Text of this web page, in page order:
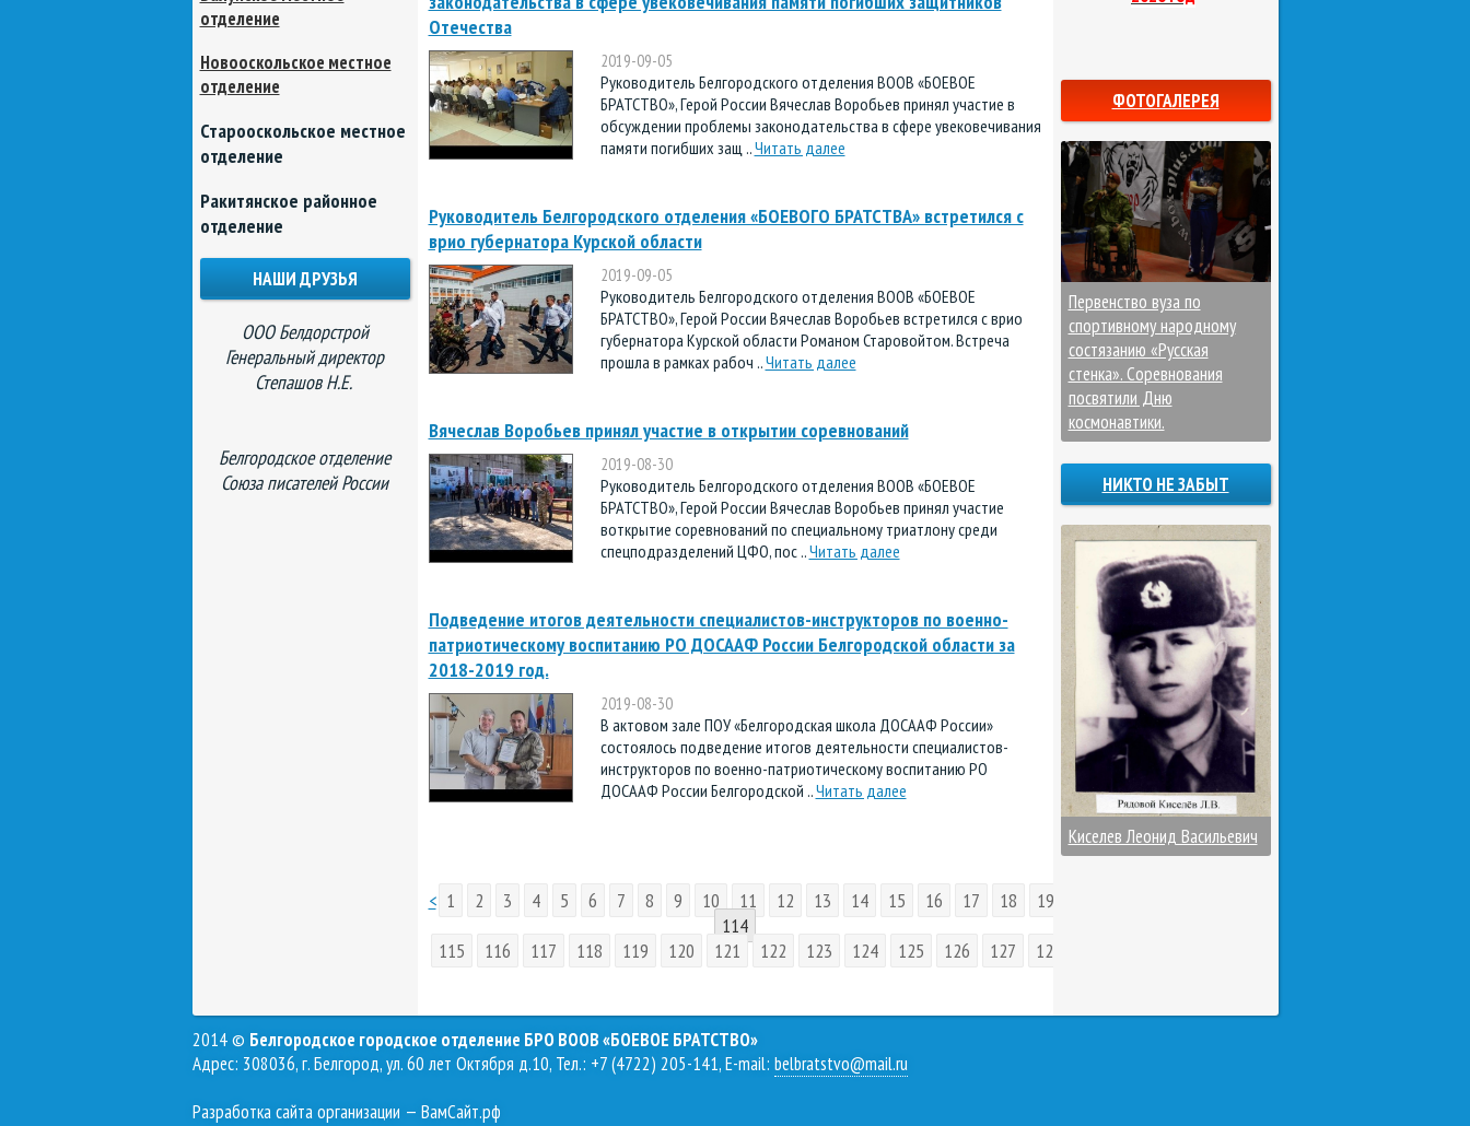
Отечества
2019-09-05
Руководитель Белгородского отделения ВООВ «БОЕВОЕ
БРАТСТВО», Герой России Вячеслав Воробьев принял участие в
обсуждении проблемы законодательства в сфере увековечивания
памяти погибших защ ..Читать далее
Руководитель Белгородского отделения «БОЕВОГО БРАТСТВА» встретился с
врио губернатора Курской области
2019-09-05
Руководитель Белгородского отделения ВООВ «БОЕВОЕ
БРАТСТВО», Герой России Вячеслав Воробьев встретился с врио
губернатора Курской области Романом Старовойтом. Встреча
прошла в рамках рабоч ..Читать далее
Вячеслав Воробьев принял участие в открытии соревнований
2019-08-30
Руководитель Белгородского отделения ВООВ «БОЕВОЕ
БРАТСТВО», Герой России Вячеслав Воробьев принял участие
воткрытие соревнований по специальному триатлону среди
спецподразделений ЦФО, пос ..Читать далее
Подведение итогов деятельности специалистов-инструкторов по военно-
патриотическому воспитанию РО ДОСААФ России Белгородской области за
2018-2019 год.
2019-08-30
В актовом зале ПОУ «Белгородская школа ДОСААФ России»
состоялось подведение итогов деятельности специалистов-
инструкторов по военно-патриотическому воспитанию РО
ДОСААФ России Белгородской ..Читать далее
< 1 2 3 4 5 6 7 8 9 10 11 12 13 14 15 16 17 18 19
114
115
116 117 118 119 120 121 122 123 124 125 126 127 128
отделение
Новооскольское местное
отделение
Старооскольское местное
отделение
Ракитянское районное
отделение
НАШИ ДРУЗЬЯ
ООО Белдорстрой
Генеральный директор
Степашов Н.Е.
Белгородское отделение
Союза писателей России
ФОТОГАЛЕРЕЯ
Первенство вуза по
спортивному народному
состязанию «Русская
стенка». Соревнования
посвятили Дню
космонавтики.
НИКТО НЕ ЗАБЫТ
Киселев Леонид Васильевич
2014 © Белгородское городское отделение БРО ВООВ «БОЕВОЕ БРАТСТВО»
Адрес: 308036, г. Белгород, ул. 60 лет Октября д.10, Тел.: +7 (4722) 205-141, E-mail: belbratstvo@mail.ru
Разработка сайта организации — ВамСайт.рф